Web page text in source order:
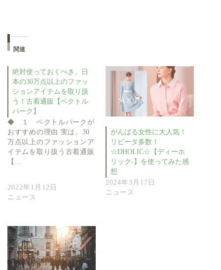
関連
絶対使っておくべき、日
本の30万点以上のファッ
ションアイテムを取り扱
う！古着通販【ベクトル
パーク】
◆ １ ベクトルパークが
おすすめの理由 実は、30
万点以上のファッションア
イテムを取り扱う古着通販
【…
2022年1月12日
ニュース
がんばる女性に大人気！
リピータ多数！
☆DHOLIC☆【ディーホ
リック-】を使ってみた感
想
2024年3月17日
ニュース